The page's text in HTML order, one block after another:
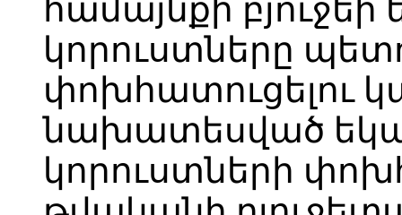
համայնքի
կորուստները
փոխհատուցելու
նախատեսված
կորուստների